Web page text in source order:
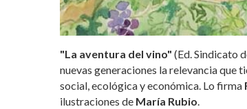
"La aventura del vino" (Ed. Sindicato
nuevas generaciones la relevancia que
social, ecológica y económica. Lo firma
ilustraciones de María Rubio.